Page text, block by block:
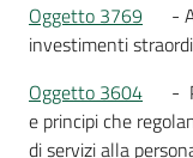
Oggetto 3769
-
investimenti
Oggetto 3604
-
e principi che
di servizi alla